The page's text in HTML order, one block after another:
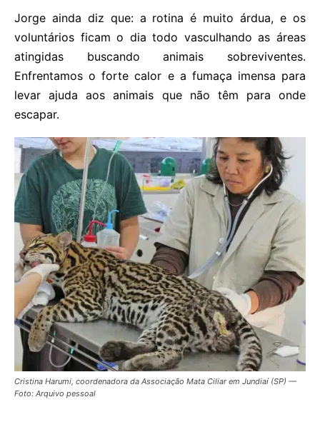
Jorge ainda diz que: a rotina é muito árdua, e os
voluntários ficam o dia todo vasculhando as áreas
atingidas buscando animais sobreviventes.
Enfrentamos o forte calor e a fumaça imensa para
levar ajuda aos animais que não têm para onde
escapar.
Cristina Harumi, coordenadora da Associação Mata Ciliar em Jundiaí (SP) —
Foto: Arquivo pessoal